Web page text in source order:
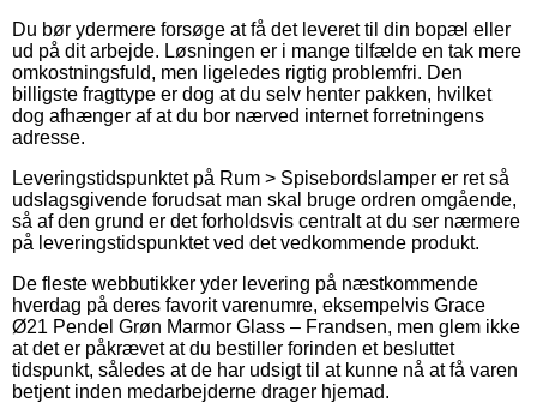
Du bør ydermere forsøge at få det leveret til din bopæl eller
ud på dit arbejde. Løsningen er i mange tilfælde en tak mere
omkostningsfuld, men ligeledes rigtig problemfri. Den
billigste fragttype er dog at du selv henter pakken, hvilket
dog afhænger af at du bor nærved internet forretningens
adresse.
Leveringstidspunktet på Rum > Spisebordslamper er ret så
udslagsgivende forudsat man skal bruge ordren omgående,
så af den grund er det forholdsvis centralt at du ser nærmere
på leveringstidspunktet ved det vedkommende produkt.
De fleste webbutikker yder levering på næstkommende
hverdag på deres favorit varenumre, eksempelvis Grace
Ø21 Pendel Grøn Marmor Glass – Frandsen, men glem ikke
at det er påkrævet at du bestiller forinden et besluttet
tidspunkt, således at de har udsigt til at kunne nå at få varen
betjent inden medarbejderne drager hjemad.